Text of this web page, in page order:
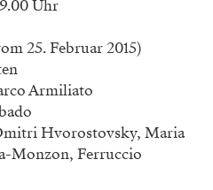
Uhr
25. Februar 2015)
Armiliato
Hvorostovsky, Maria
Monzon, Ferruccio